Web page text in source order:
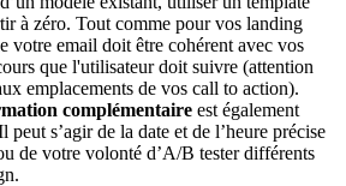
à zéro. Tout comme pour vos landing
votre email doit être cohérent avec vos
que l'utilisateur doit suivre (attention
emplacements de vos call to action).
complémentaire est également
peut s’agir de la date et de l’heure précise
de votre volonté d’A/B tester différents